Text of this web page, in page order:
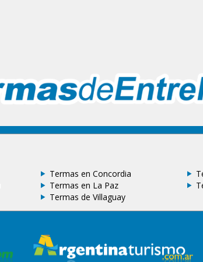
Termas en Concordia
Termas en La Paz
Termas de Villaguay